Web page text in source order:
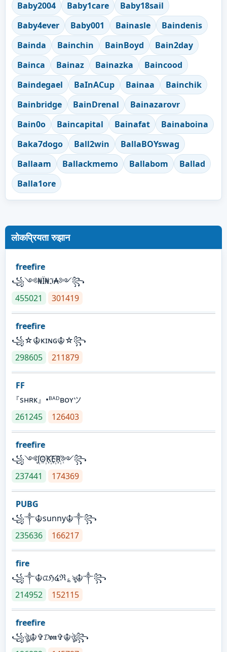
Baby2004 Baby1care
Baby18sail
Baby4ever
Baby001 Bainasle
Baindenis
Bainda
Bainchin BainBoyd
Bain2day
Bainca
Bainaz Bainazka
Baincood
Baindegael
BaInACup Bainaa
Bainchik
Bainbridge
BainDrenal
Bainazarovr
Bain0o
Baincapital Bainafat
Bainaboina
Baka7dogo
Ball2win
BallaBOYswag
Ballaam
Ballackmemo Ballabom
Ballad
Balla1ore
लोकप्रियता रुझान
freefire
꧁༺₦Ї₦ℑ₳༻꧂
455021
301419
freefire
꧁☆☬κɪɴɢ☬☆꧂
298605
211879
FF
『sʜʀᴋ』•ᴮᴬᴰʙᴏʏツ
261245
126403
freefire
꧁༺J꙰O꙰K꙰E꙰R꙰༻꧂
237441
174369
PUBG
꧁༒☬sunny☬༒꧂
235636
166217
fire
꧁༒☬ᤂℌ໔ℜ؏ৡ☬༒꧂
214952
152115
freefire
꧁ঔৣ☬✞𝓓𝖔𝖓✞☬ঔৣ꧂